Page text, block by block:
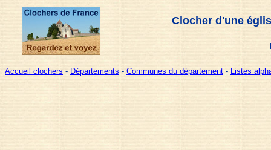
Clocher d'une
Accueil clochers - Départements - Communes du département - Listes